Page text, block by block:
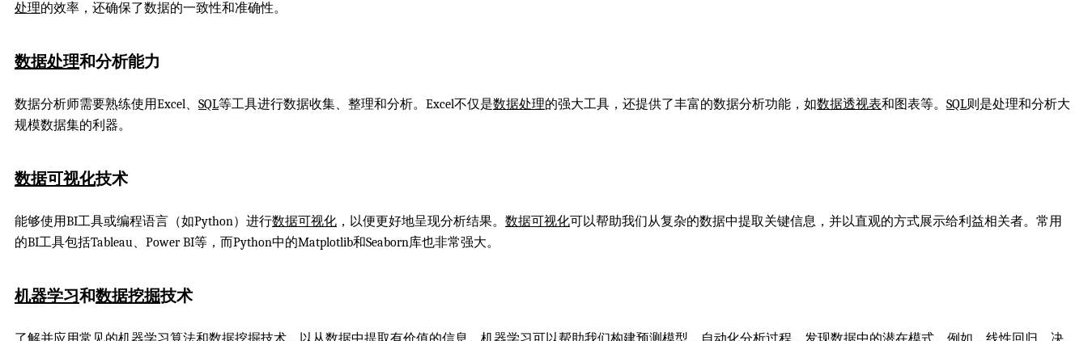
处理的效率，还确保了数据的一致性和准确性。
数据处理和分析能力
数据分析师需要熟练使用Excel、 SQL等工具进行数据收集、整理和分析。Excel不仅是数据处理的强大工具，还提供了丰富的数据分析功能，如数据透视表和图表等。 SQL则是处理和分析大
规模数据集的利器。
数据可视化技术
能够使用BI工具或编程语言（如Python）进行数据可视化 ，以便更好地呈现分析结果。 数据可视化可以帮助我们从复杂的数据中提取关键信息，并以直观的方式展示给利益相关者。常用
的BI工具包括Tableau、Power BI等，而Python中的Matplotlib和Seaborn库也非常强大。
机器学习和数据挖掘技术